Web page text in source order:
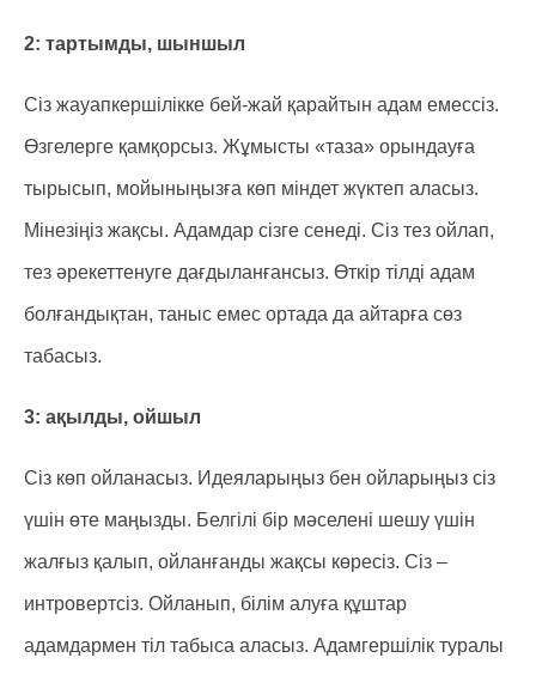
2: тартымды, шыншыл
Сіз жауапкершілікке бей-жай қарайтын адам емессіз.
Өзгелерге қамқорсыз. Жұмысты «таза» орындауға
тырысып, мойыныңызға көп міндет жүктеп аласыз.
Мінезіңіз жақсы. Адамдар сізге сенеді. Сіз тез ойлап,
тез әрекеттенуге дағдыланғансыз. Өткір тілді адам
болғандықтан, таныс емес ортада да айтарға сөз
табасыз.
3: ақылды, ойшыл
Сіз көп ойланасыз. Идеяларыңыз бен ойларыңыз сіз
үшін өте маңызды. Белгілі бір мәселені шешу үшін
жалғыз қалып, ойланғанды жақсы көресіз. Сіз –
интровертсіз. Ойланып, білім алуға құштар
адамдармен тіл табыса аласыз. Адамгершілік туралы